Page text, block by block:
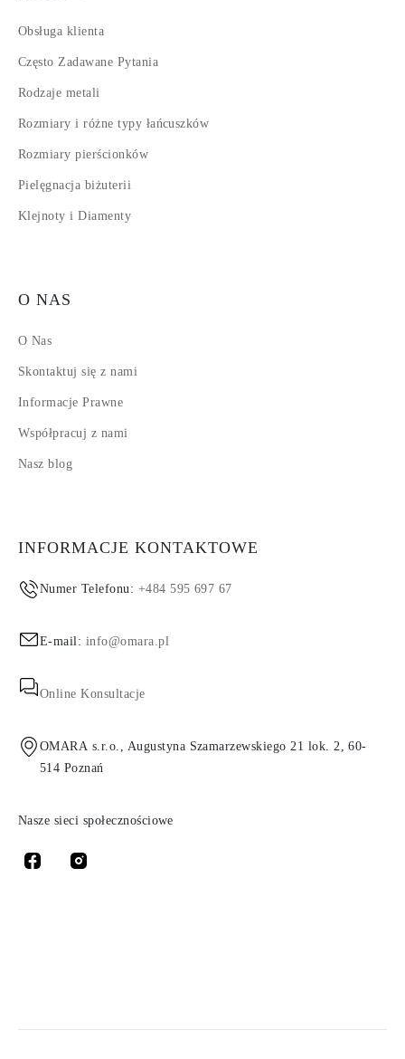
Obsługa klienta
Często Zadawane Pytania
Rodzaje metali
Rozmiary i różne typy łańcuszków
Rozmiary pierścionków
Pielęgnacja biżuterii
Klejnoty i Diamenty
O NAS
O Nas
Skontaktuj się z nami
Informacje Prawne
Współpracuj z nami
Nasz blog
INFORMACJE KONTAKTOWE
Numer Telefonu: +484 595 697 67
E-mail: info@omara.pl
Online Konsultacje
OMARA s.r.o., Augustyna Szamarzewskiego 21 lok. 2, 60-
514 Poznań
Nasze sieci społecznościowe